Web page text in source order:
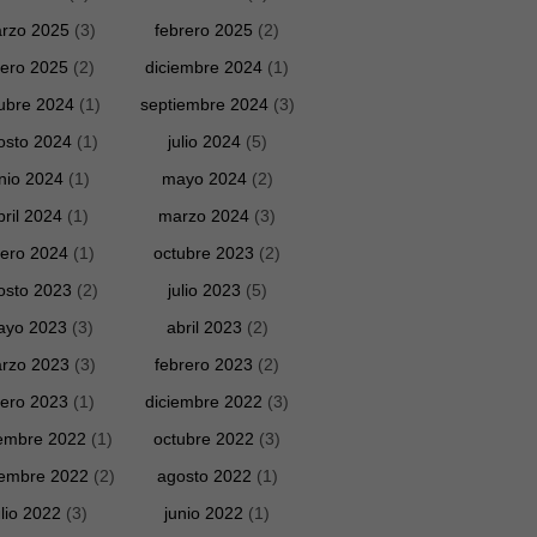
2025 (3) febrero 2025 (2)
2025 (2) diciembre 2024 (1)
2024 (1) septiembre 2024(3)
2024(1) julio 2024(5)
2024 (1) mayo 2024(2)
2024(1) marzo 2024 (3)
2024(1) octubre 2023 (2)
2023 (2) julio 2023 (5)
2023 (3) abril 2023 (2)
2023 (3) febrero 2023 (2)
2023 (1) diciembre 2022 (3)
2022 (1) octubre 2022 (3)
2022 (2) agosto 2022 (1)
2022 (3) junio 2022 (1)